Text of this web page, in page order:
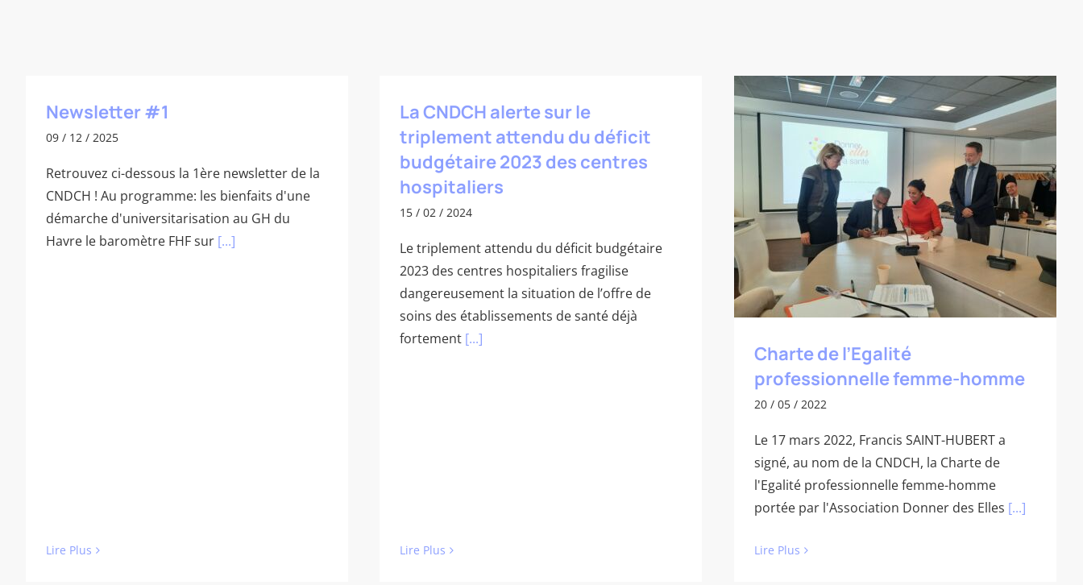
Newsletter #1
09 / 12 / 2025
Retrouvez ci-dessous la 1ère newsletter de la
CNDCH ! Au programme: les bienfaits d'une
démarche d'universitarisation au GH du
Havre le baromètre FHF sur [...]
Lire Plus
La CNDCH alerte sur le
triplement attendu du déficit
budgétaire 2023 des centres
hospitaliers
15 / 02 / 2024
Le triplement attendu du déficit budgétaire
2023 des centres hospitaliers fragilise
dangereusement la situation de l’offre de
soins des établissements de santé déjà
fortement [...]
Lire Plus
Charte de l’Egalité professionnelle
femme-homme
Charte de l’Egalité
professionnelle femme-homme
20 / 05 / 2022
Le 17 mars 2022, Francis SAINT-HUBERT a
signé, au nom de la CNDCH, la Charte de
l'Egalité professionnelle femme-homme
portée par l'Association Donner des Elles [...]
Lire Plus